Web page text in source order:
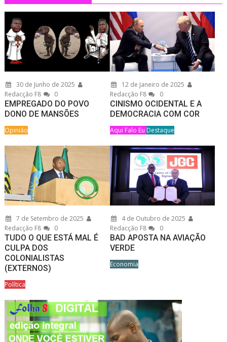
30 de Junho de 2025
Redacção F8
0
EMPREGADO DO POVO
DONO DE MANSÕES
Opinião
12 de Janeiro de 2025
Redacção F8
0
CINISMO OCIDENTAL E A
DEMOCRACIA COM COR
Aqui Falo Eu Destaque
7 de Setembro de 2025
Redacção F8
0
TUDO O QUE ESTÁ MAL É
CULPA DOS
COLONIALISTAS
(EXTERNOS)
Política
4 de Outubro de 2025
Redacção F8
0
BAD APOSTA NA AVIAÇÃO
VERDE
Economia